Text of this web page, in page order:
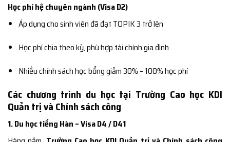
Học phí hệ chuyên ngành (Visa D2)
Áp dụng cho sinh viên đã đạt TOPIK 3 trở lên
Học phí chia theo kỳ, phù hợp tài chính gia đình
Nhiều chính sách học bổng giảm 30% – 100% học phí
Các chương trình du học tại Trường Cao học KDI
Quản trị và Chính sách công
1. Du học tiếng Hàn – Visa D4 / D41